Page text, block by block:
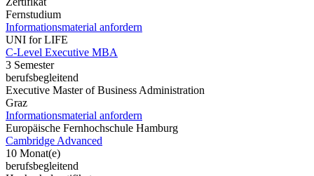
Fernstudium
Informationsmaterial anfordern
UNI for LIFE
C-Level Executive MBA
3 Semester
berufsbegleitend
Executive Master of Business Administration
Graz
Informationsmaterial anfordern
Europäische Fernhochschule Hamburg
Cambridge Advanced
10 Monat(e)
berufsbegleitend